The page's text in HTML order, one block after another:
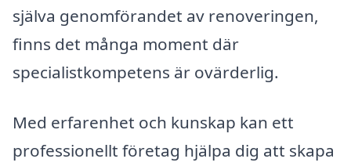
själva genomförandet av renoveringen,
finns det många moment där
specialistkompetens är ovärderlig.
Med erfarenhet och kunskap kan ett
professionellt företag hjälpa dig att skapa